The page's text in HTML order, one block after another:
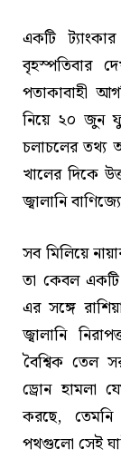
একটি
বৃহস্পতিবার
পতাকাবাহী
নিয়ে ২০ জুন
চলাচলের তথ্য
খালের দিকে
জ্বালানি
সব মিলিয়ে
তা কেবল একটি
এর সঙ্গে
জ্বালানি
বৈশ্বিক তেল
ড্রোন হামলা
করছে, তেমনি
পথগুলো সেই